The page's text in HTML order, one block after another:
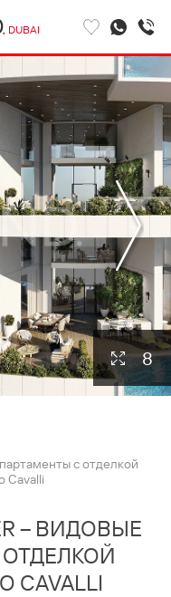
DUBAI
8
с отделкой
Cavalli
– ВИДОВЫЕ
CAVALLI